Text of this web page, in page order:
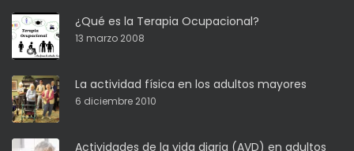
¿Qué es la Terapia Ocupacional?
13 marzo 2008
La actividad física en los adultos mayores
6 diciembre 2010
Actividades de la vida diaria (AVD) en adultos